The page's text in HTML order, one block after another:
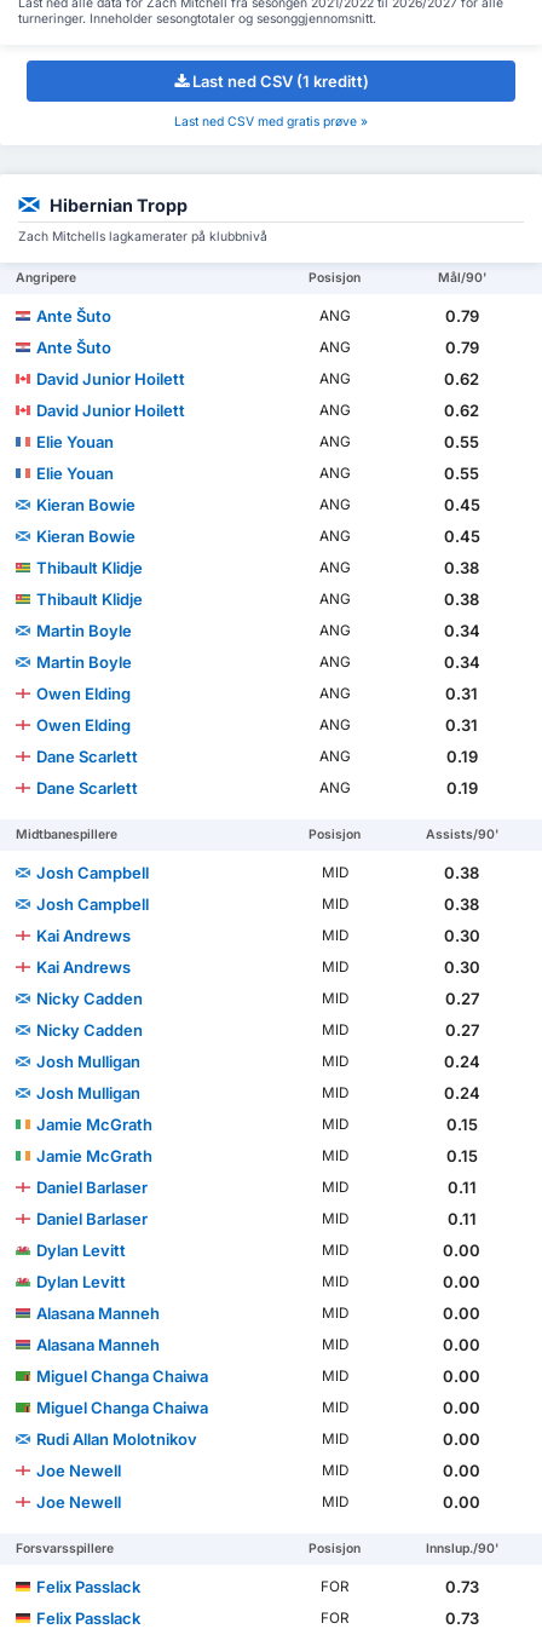
Last ned alle data for Zach Mitchell fra sesongen 2021/2022 til 2026/2027 for alle
turneringer. Inneholder sesongtotaler og sesonggjennomsnitt.
Last ned CSV (1 kreditt)
Last ned CSV med gratis prøve »
Hibernian Tropp
Zach Mitchells lagkamerater på klubbnivå
Angripere Posisjon Mål/90'
Ante Šuto ANG
0.79
Ante Šuto
ANG
0.79
David Junior Hoilett
ANG
0.62
David Junior Hoilett
ANG
0.62
Elie Youan
ANG
0.55
Elie Youan
ANG
0.55
Kieran Bowie
ANG
0.45
Kieran Bowie
ANG
0.45
Thibault Klidje
ANG
0.38
Thibault Klidje
ANG
0.38
Martin Boyle
ANG
0.34
Martin Boyle
ANG
0.34
Owen Elding
ANG
0.31
Owen Elding
ANG
0.31
Dane Scarlett
ANG
0.19
Dane Scarlett
ANG 0.19
Midtbanespillere Posisjon Assists/90'
Josh Campbell MID
0.38
Josh Campbell
MID
0.38
Kai Andrews
MID
0.30
Kai Andrews
MID
0.30
Nicky Cadden
MID
0.27
Nicky Cadden
MID
0.27
Josh Mulligan
MID
0.24
Josh Mulligan
MID
0.24
Jamie McGrath
MID
0.15
Jamie McGrath
MID
0.15
Daniel Barlaser
MID
0.11
Daniel Barlaser
MID
0.11
Dylan Levitt
MID
0.00
Dylan Levitt
MID
0.00
Alasana Manneh
MID
0.00
Alasana Manneh
MID
0.00
Miguel Changa Chaiwa
MID
0.00
Miguel Changa Chaiwa
MID
0.00
Rudi Allan Molotnikov
MID
0.00
Joe Newell
MID
0.00
Joe Newell
MID 0.00
Forsvarsspillere Posisjon Innslup./90'
Felix Passlack FOR
0.73
Felix Passlack
FOR
0.73